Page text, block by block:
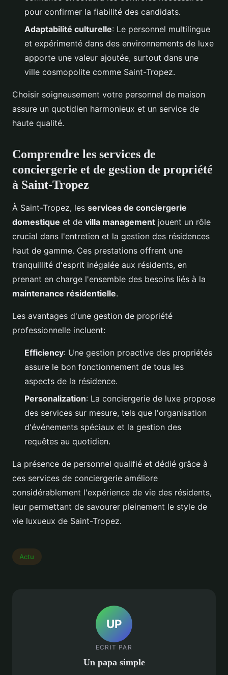
pour confirmer la fiabilité des candidats.
Adaptabilité culturelle: Le personnel multilingue
et expérimenté dans des environnements de luxe
apporte une valeur ajoutée, surtout dans une
ville cosmopolite comme Saint-Tropez.
Choisir soigneusement votre personnel de maison
assure un quotidien harmonieux et un service de
haute qualité.
Comprendre les services de
conciergerie et de gestion de propriété
à Saint-Tropez
À Saint-Tropez, les services de conciergerie
domestique et de villa management jouent un rôle
crucial dans l'entretien et la gestion des résidences
haut de gamme. Ces prestations offrent une
tranquillité d'esprit inégalée aux résidents, en
prenant en charge l'ensemble des besoins liés à la
maintenance résidentielle.
Les avantages d'une gestion de propriété
professionnelle incluent:
Efficiency: Une gestion proactive des propriétés
assure le bon fonctionnement de tous les
aspects de la résidence.
Personalization: La conciergerie de luxe propose
des services sur mesure, tels que l'organisation
d'événements spéciaux et la gestion des
requêtes au quotidien.
La présence de personnel qualifié et dédié grâce à
ces services de conciergerie améliore
considérablement l'expérience de vie des résidents,
leur permettant de savourer pleinement le style de
vie luxueux de Saint-Tropez.
Actu
UP
ECRIT PAR
Un papa simple